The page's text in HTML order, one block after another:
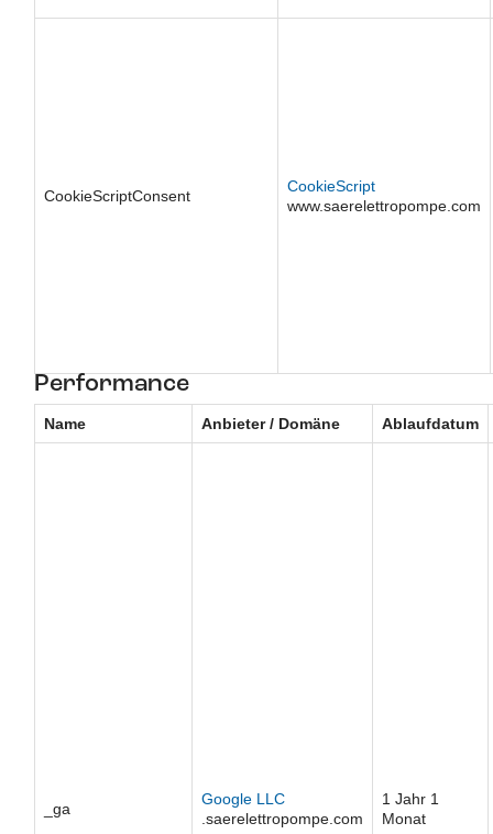
CookieScriptConsent
CookieScript
www.saerelettropompe.com
Performance
Name Anbieter / Domäne Ablaufdatum
_ga
Google LLC
.saerelettropompe.com
1 Jahr 1
Monat